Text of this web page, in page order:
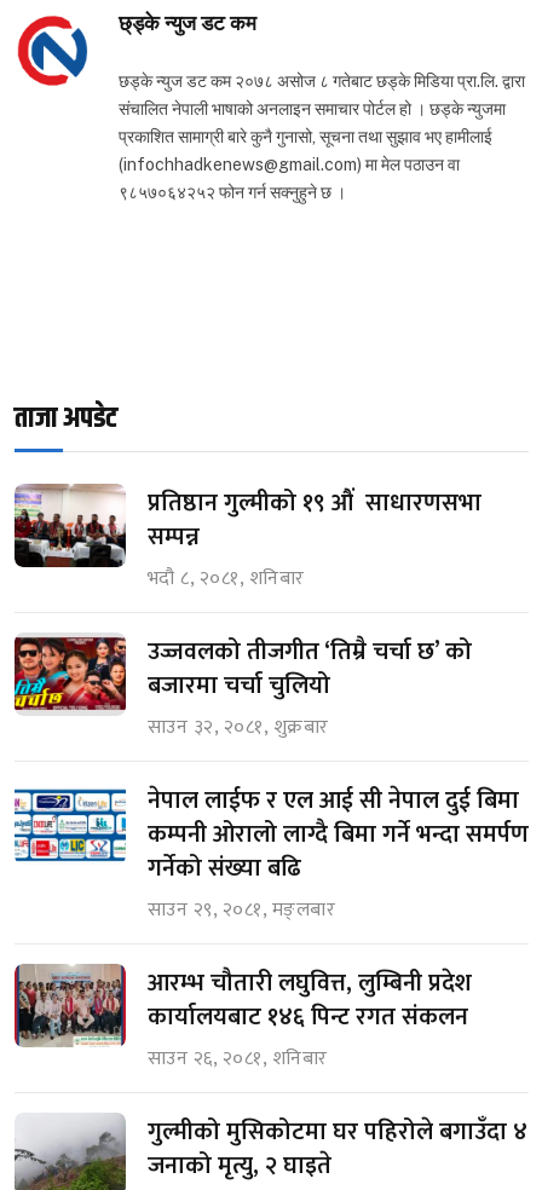
छ्ड्के न्युज डट कम
छड्के न्युज डट कम २०७८ असोज ८ गतेबाट छड्के मिडिया प्रा.लि. द्वारा
संचालित नेपाली भाषाको अनलाइन समाचार पोर्टल हो । छड्के न्युजमा
प्रकाशित सामाग्री बारे कुनै गुनासो, सूचना तथा सुझाव भए हामीलाई
(infochhadkenews@gmail.com) मा मेल पठाउन वा
९८५७०६४२५२ फोन गर्न सक्नुहुने छ ।
ताजा अपडेट
प्रतिष्ठान गुल्मीको १९ औं साधारणसभा
सम्पन्न
भदौ ८, २०८१, शनिबार
उज्जवलको तीजगीत ‘तिम्रै चर्चा छ’ को
बजारमा चर्चा चुलियो
साउन ३२, २०८१, शुक्रबार
नेपाल लाईफ र एल आई सी नेपाल दुई बिमा
कम्पनी ओरालो लाग्दै बिमा गर्ने भन्दा समर्पण
गर्नेको संख्या बढि
साउन २९, २०८१, मङ्लबार
आरम्भ चौतारी लघुवित्त, लुम्बिनी प्रदेश
कार्यालयबाट १४६ पिन्ट रगत संकलन
साउन २६, २०८१, शनिबार
गुल्मीको मुसिकोटमा घर पहिरोले बगाउँदा ४
जनाको मृत्यु, २ घाइते